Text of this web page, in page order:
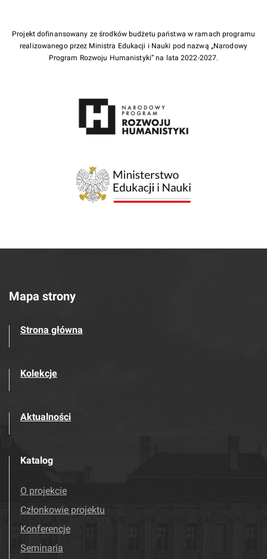
Projekt dofinansowany ze środków budżetu państwa w ramach programu
realizowanego przez Ministra Edukacji i Nauki pod nazwą „Narodowy
Program Rozwoju Humanistyki” na lata 2022-2027.
Mapa strony
Strona główna
Kolekcje
Aktualności
Katalog
O projekcie
Członkowie projektu
Konferencje
Seminaria